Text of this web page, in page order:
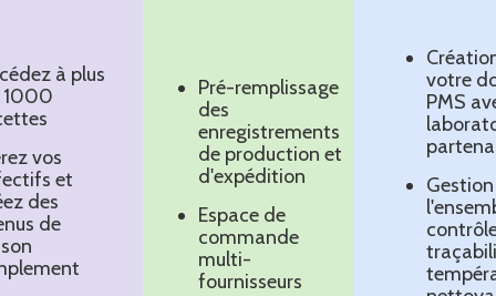
à plus
1000
vos
et
des
de
Pré-remplissage
des
enregistrements
de production et
d'expédition
Espace de
commande
multi-
fournisseurs
votre
PMS